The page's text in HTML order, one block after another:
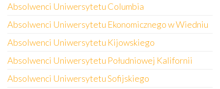
Absolwenci Uniwersytetu Columbia
Absolwenci Uniwersytetu Ekonomicznego w Wiedniu
Absolwenci Uniwersytetu Kijowskiego
Absolwenci Uniwersytetu Południowej Kalifornii
Absolwenci Uniwersytetu Sofijskiego